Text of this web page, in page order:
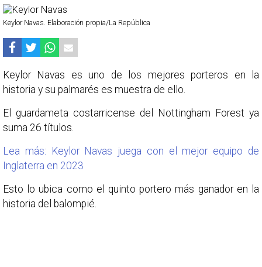
Keylor Navas. Elaboración propia/La República
Keylor Navas es uno de los mejores porteros en la
historia y su palmarés es muestra de ello.
El guardameta costarricense del Nottingham Forest ya
suma 26 títulos.
Lea más: Keylor Navas juega con el mejor equipo de
Inglaterra en 2023
Esto lo ubica como el quinto portero más ganador en la
historia del balompié.